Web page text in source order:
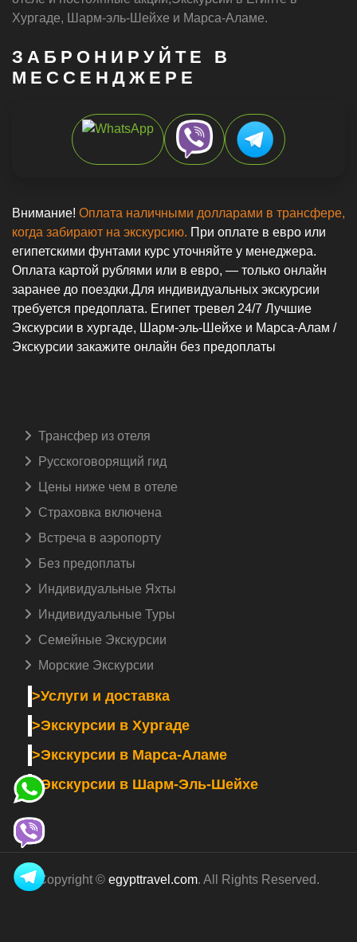
Трансфер из отеля
Русскоговорящий гид️
Цены ниже чем в отеле
Встреча в аэропорту️
Без предоплаты
Семейные Экскурсии
Морские Экскурсии
>Услуги и доставка
>Экскурсии в Хургаде
>Экскурсии в Марса-Аламе
Copyright ©egypttravel.com